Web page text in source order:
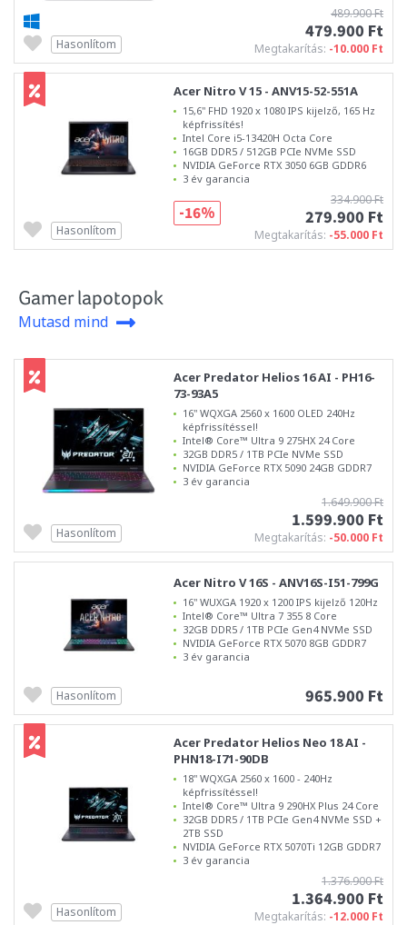
489.900 Ft
479.900 Ft
Megtakarítás: -10.000 Ft
Hasonlítom
Acer Nitro V 15 - ANV15-52-551A
15,6" FHD 1920 x 1080 IPS kijelző, 165 Hz
képfrissítés!
Intel Core i5-13420H Octa Core
16GB DDR5 / 512GB PCIe NVMe SSD
NVIDIA GeForce RTX 3050 6GB GDDR6
3 év garancia
334.900 Ft
279.900 Ft
Megtakarítás: -55.000 Ft
-16%
Hasonlítom
Gamer lapotopok
Mutasd mind
Acer Predator Helios 16 AI - PH16-
73-93A5
16" WQXGA 2560 x 1600 OLED 240Hz
képfrissítéssel!
Intel® Core™ Ultra 9 275HX 24 Core
32GB DDR5 / 1TB PCIe NVMe SSD
NVIDIA GeForce RTX 5090 24GB GDDR7
3 év garancia
1.649.900 Ft
1.599.900 Ft
Megtakarítás: -50.000 Ft
Hasonlítom
Acer Nitro V 16S - ANV16S-I51-799G
16" WUXGA 1920 x 1200 IPS kijelző 120Hz
Intel® Core™ Ultra 7 355 8 Core
32GB DDR5 / 1TB PCIe Gen4 NVMe SSD
NVIDIA GeForce RTX 5070 8GB GDDR7
3 év garancia
965.900 Ft
Hasonlítom
Acer Predator Helios Neo 18 AI -
PHN18-I71-90DB
18" WQXGA 2560 x 1600 - 240Hz
képfrissítéssel!
Intel® Core™ Ultra 9 290HX Plus 24 Core
32GB DDR5 / 1TB PCIe Gen4 NVMe SSD +
2TB SSD
NVIDIA GeForce RTX 5070Ti 12GB GDDR7
3 év garancia
1.376.900 Ft
1.364.900 Ft
Megtakarítás: -12.000 Ft
Hasonlítom